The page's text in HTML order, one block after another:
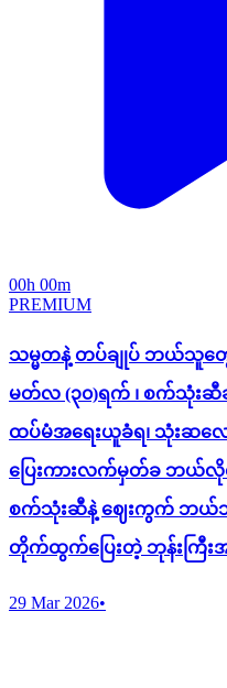
00h 00m
PREMIUM
သမ္မတနဲ့ တပ်ချုပ် ဘယ်သူတွေ
မတ်လ (၃၀)ရက် ၊ စက်သုံးဆီ
ထပ်မံအရေးယူခံရ၊ သုံးဆ
ပြေးကားလက်မှတ်ခ ဘယ်
စက်သုံးဆီနဲ့ ဈေးကွက် ဘယ်သူ
တိုက်ထွက်ပြေးတဲ့ ဘုန်းကြီး
29 Mar 2026•